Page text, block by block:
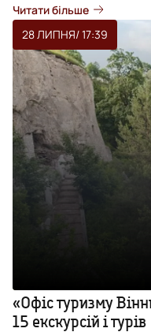
Читати більше
28 ЛИПНЯ/ 17:39
«Офіс туризму
15 екскурсій і турів